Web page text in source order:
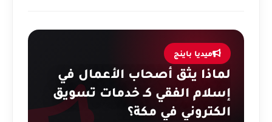
ميديا باينج
لماذا يثق أصحاب الأعمال في
إسلام الفقي كـ خدمات تسويق
الكتروني في مكة؟